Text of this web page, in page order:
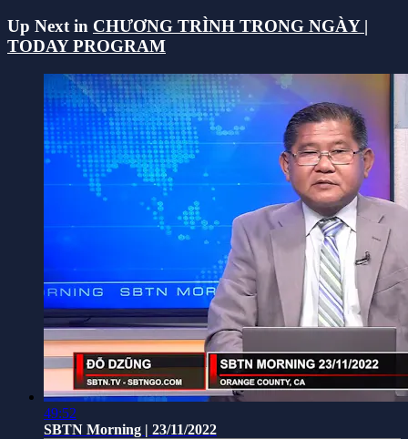
Up Next in CHƯƠNG TRÌNH TRONG NGÀY |
TODAY PROGRAM
49:52
SBTN Morning | 23/11/2022